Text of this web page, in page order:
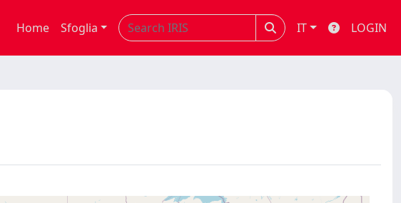
Home Sfoglia IT LOGIN